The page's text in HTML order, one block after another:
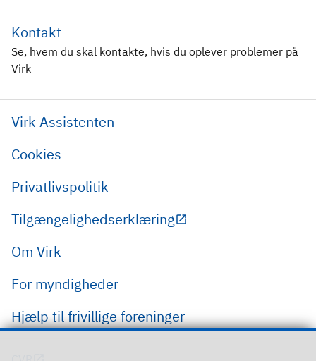
Kontakt
Se, hvem du skal kontakte, hvis du oplever problemer på
Virk
Virk Assistenten
Cookies
Privatlivspolitik
Tilgængelighedserklæring
Om Virk
For myndigheder
Hjælp til frivillige foreninger